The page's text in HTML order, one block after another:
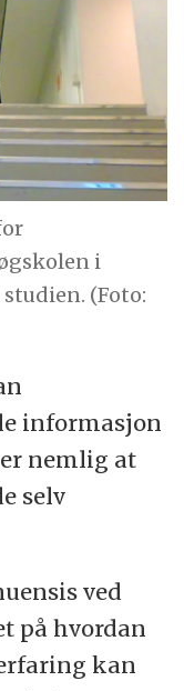
i
(Foto:
informasjon
nemlig at
selv
ved
på hvordan
kan